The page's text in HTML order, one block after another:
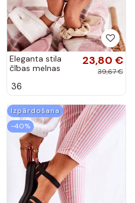
Eleganta stila
čības melnas
23,80 €
39,67 €
36
Izpārdošana
-40%